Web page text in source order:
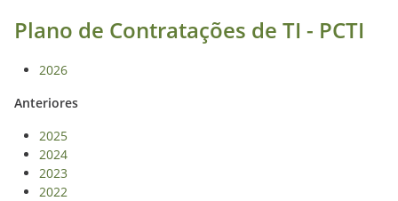
Plano de Contratações de TI - PCTI
2026
Anteriores
2025
2024
2023
2022